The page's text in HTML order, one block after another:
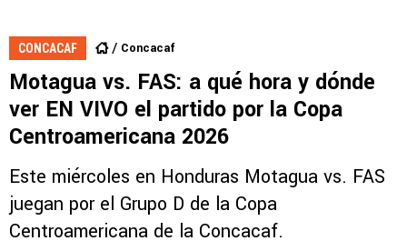
CONCACAF Concacaf
Motagua vs. FAS: a qué hora y dónde
ver EN VIVO el partido por la Copa
Centroamericana 2026
Este miércoles en Honduras Motagua vs. FAS
juegan por el Grupo D de la Copa
Centroamericana de la Concacaf.